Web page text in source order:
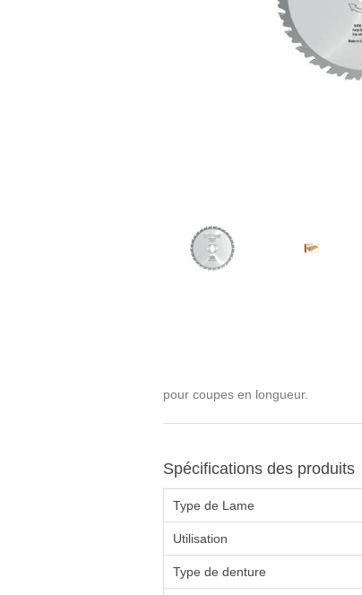
pour coupes en longueur.
Spécifications des produits
Type de Lame
Utilisation
Type de denture